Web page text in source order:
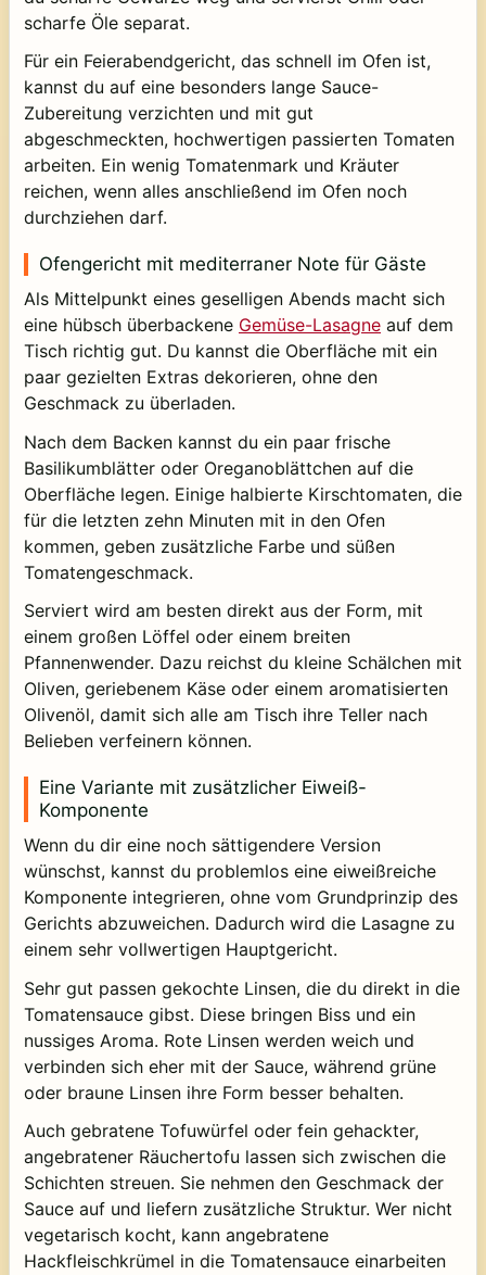
scharfe Öle separat.
Für ein Feierabendgericht, das schnell im Ofen ist,
kannst du auf eine besonders lange Sauce-
Zubereitung verzichten und mit gut
abgeschmeckten, hochwertigen passierten Tomaten
arbeiten. Ein wenig Tomatenmark und Kräuter
reichen, wenn alles anschließend im Ofen noch
durchziehen darf.
Ofengericht mit mediterraner Note für Gäste
Als Mittelpunkt eines geselligen Abends macht sich
eine hübsch überbackene Gemüse-Lasagne auf dem
Tisch richtig gut. Du kannst die Oberfläche mit ein
paar gezielten Extras dekorieren, ohne den
Geschmack zu überladen.
Nach dem Backen kannst du ein paar frische
Basilikumblätter oder Oreganoblättchen auf die
Oberfläche legen. Einige halbierte Kirschtomaten, die
für die letzten zehn Minuten mit in den Ofen
kommen, geben zusätzliche Farbe und süßen
Tomatengeschmack.
Serviert wird am besten direkt aus der Form, mit
einem großen Löffel oder einem breiten
Pfannenwender. Dazu reichst du kleine Schälchen mit
Oliven, geriebenem Käse oder einem aromatisierten
Olivenöl, damit sich alle am Tisch ihre Teller nach
Belieben verfeinern können.
Eine Variante mit zusätzlicher Eiweiß-
Komponente
Wenn du dir eine noch sättigendere Version
wünschst, kannst du problemlos eine eiweißreiche
Komponente integrieren, ohne vom Grundprinzip des
Gerichts abzuweichen. Dadurch wird die Lasagne zu
einem sehr vollwertigen Hauptgericht.
Sehr gut passen gekochte Linsen, die du direkt in die
Tomatensauce gibst. Diese bringen Biss und ein
nussiges Aroma. Rote Linsen werden weich und
verbinden sich eher mit der Sauce, während grüne
oder braune Linsen ihre Form besser behalten.
Auch gebratene Tofuwürfel oder fein gehackter,
angebratener Räuchertofu lassen sich zwischen die
Schichten streuen. Sie nehmen den Geschmack der
Sauce auf und liefern zusätzliche Struktur. Wer nicht
vegetarisch kocht, kann angebratene
Hackfleischkrümel in die Tomatensauce einarbeiten